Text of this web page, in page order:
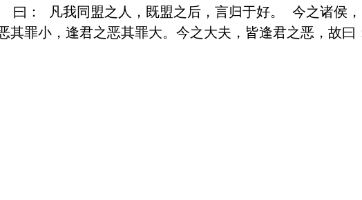
： 凡我同盟之人，既盟之后，言归于好。 今之诸侯，
其罪小，逢君之恶其罪大。今之大夫，皆逢君之恶，故曰